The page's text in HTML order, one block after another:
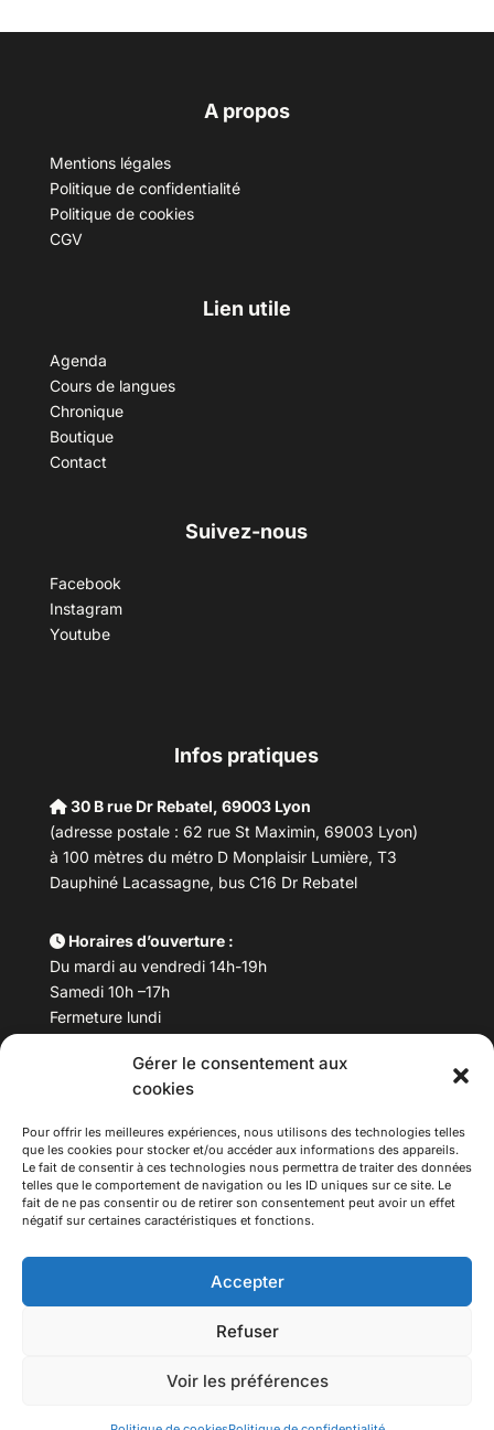
Gérer le consentement aux
cookies
Pour offrir les meilleures expériences, nous utilisons des technologies telles
que les cookies pour stocker et/ou accéder aux informations des appareils.
Le fait de consentir à ces technologies nous permettra de traiter des données
telles que le comportement de navigation ou les ID uniques sur ce site. Le
fait de ne pas consentir ou de retirer son consentement peut avoir un effet
négatif sur certaines caractéristiques et fonctions.
Accepter
Refuser
Voir les préférences
A propos
Mentions légales
Politique de confidentialité
Politique de cookies
CGV
Lien utile
Agenda
Cours de langues
Chronique
Boutique
Contact
Suivez-nous
Facebook
Instagram
Youtube
Infos pratiques
30 B rue Dr Rebatel, 69003 Lyon
(adresse postale : 62 rue St Maximin, 69003 Lyon)
à 100 mètres du métro D Monplaisir Lumière, T3
Dauphiné Lacassagne, bus C16 Dr Rebatel
Horaires d’ouverture :
Du mardi au vendredi 14h-19h
Samedi 10h –17h
Fermeture lundi
Téléphone : 04 78 53 06 40
maisondesculturesasiatiques@asiexpo.com
Tous droits réservés.